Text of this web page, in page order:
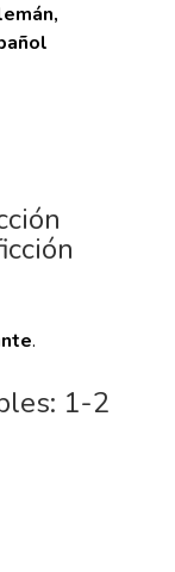
.
1-2